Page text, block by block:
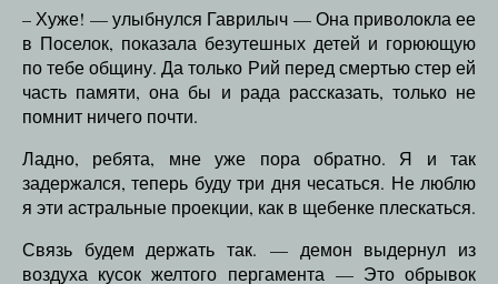
– Хуже! — улыбнулся Гаврилыч — Она приволокла ее
в Поселок, показала безутешных детей и горюющую
по тебе общину. Да только Рий перед смертью стер ей
часть памяти, она бы и рада рассказать, только не
помнит ничего почти.
Ладно, ребята, мне уже пора обратно. Я и так
задержался, теперь буду три дня чесаться. Не люблю
я эти астральные проекции, как в щебенке плескаться.
Связь будем держать так. — демон выдернул из
воздуха кусок желтого пергамента — Это обрывок